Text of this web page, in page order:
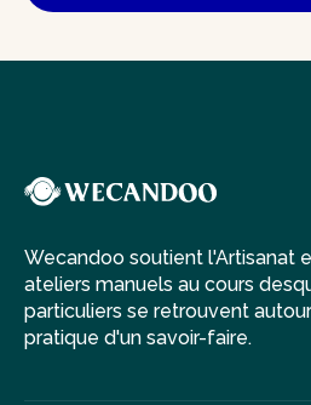
Wecandoo soutient l'Artisanat
ateliers manuels au cours
particuliers se retrouvent
pratique d'un savoir-faire.